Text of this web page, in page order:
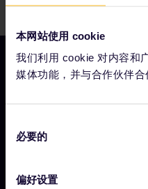
本网站使用 cookie
我们利用 cookie 对内容和
媒体功能，并与合作伙伴合
必要的
偏好设置
关于我们
新闻中心